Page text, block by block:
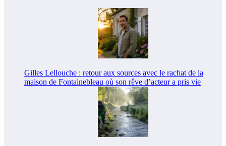
Gilles Lellouche : retour aux sources avec le rachat de la
maison de Fontainebleau où son rêve d’acteur a pris vie